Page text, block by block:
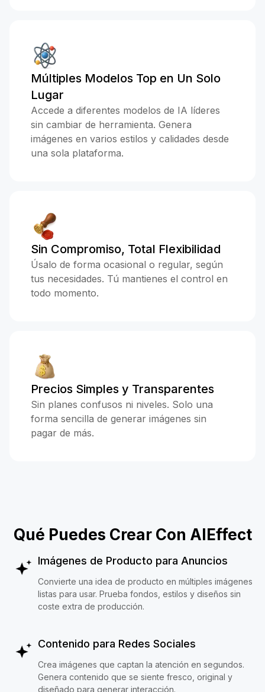
Múltiples Modelos Top en Un Solo
Lugar
Accede a diferentes modelos de IA líderes
sin cambiar de herramienta. Genera
imágenes en varios estilos y calidades desde
una sola plataforma.
Sin Compromiso, Total Flexibilidad
Úsalo de forma ocasional o regular, según
tus necesidades. Tú mantienes el control en
todo momento.
Precios Simples y Transparentes
Sin planes confusos ni niveles. Solo una
forma sencilla de generar imágenes sin
pagar de más.
Qué Puedes Crear Con AIEffect
Imágenes de Producto para Anuncios
Convierte una idea de producto en múltiples imágenes
listas para usar. Prueba fondos, estilos y diseños sin
coste extra de producción.
Contenido para Redes Sociales
Crea imágenes que captan la atención en segundos.
Genera contenido que se siente fresco, original y
diseñado para generar interacción.